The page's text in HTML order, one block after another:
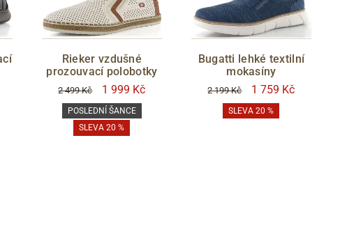
Rieker vzdušné
prozouvací polobotky
2 499 Kč 1 999 Kč
POSLEDNÍ ŠANCE
SLEVA 20 %
Bugatti lehké textilní
mokasíny
2 199 Kč 1 759 Kč
SLEVA 20 %